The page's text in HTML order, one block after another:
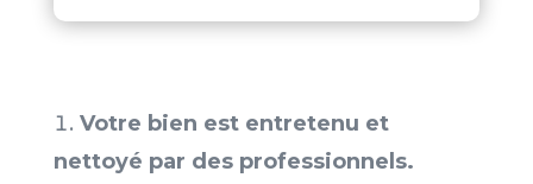
Votre bien est entretenu et
nettoyé par des professionnels.